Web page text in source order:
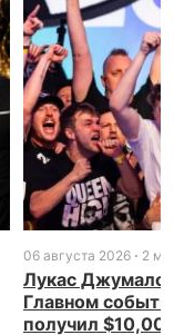
06 августа 2026 2
Лукас
Главном
получил